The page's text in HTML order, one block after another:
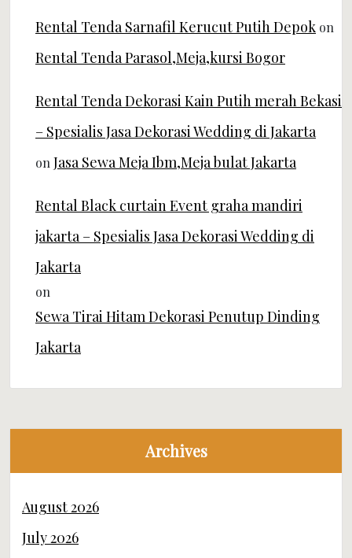
Rental Tenda Sarnafil Kerucut Putih Depok on
Rental Tenda Parasol,Meja,kursi Bogor
Rental Tenda Dekorasi Kain Putih merah Bekasi
– Spesialis Jasa Dekorasi Wedding di Jakarta
on Jasa Sewa Meja Ibm,Meja bulat Jakarta
Rental Black curtain Event graha mandiri
jakarta – Spesialis Jasa Dekorasi Wedding di
Jakarta
on
Sewa Tirai Hitam Dekorasi Penutup Dinding
Jakarta
Archives
August 2026
July 2026